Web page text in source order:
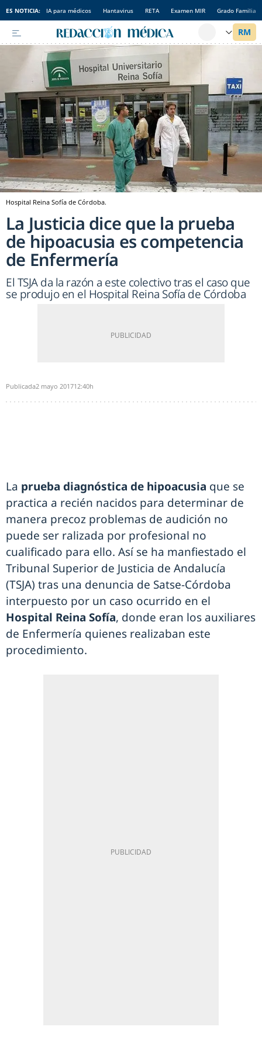
ES NOTICIA: IA para médicos Hantavirus RETA Examen MIR Grado Familia
Hospital Reina Sofía de Córdoba.
La Justicia dice que la prueba
de hipoacusia es competencia
de Enfermería
El TSJA da la razón a este colectivo tras el caso que
se produjo en el Hospital Reina Sofía de Córdoba
Publicada2 mayo 201712:40h
La prueba diagnóstica de hipoacusia que se
practica a recién nacidos para determinar de
manera precoz problemas de audición no
puede ser ralizada por profesional no
cualificado para ello. Así se ha manfiestado el
Tribunal Superior de Justicia de Andalucía
(TSJA) tras una denuncia de Satse-Córdoba
interpuesto por un caso ocurrido en el
Hospital Reina Sofía, donde eran los auxiliares
de Enfermería quienes realizaban este
procedimiento.